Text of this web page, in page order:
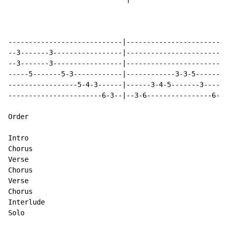
----------------------------
--3-------3-----------------
--3-------3-----------------
-----5-------5-3------------|------------3-3-
-----------------5-4-3------|------3-4-5-------
-----------------------6-3--|--3-6----------------
Order
Intro
Chorus
Verse
Chorus
Verse
Chorus
Interlude
Solo